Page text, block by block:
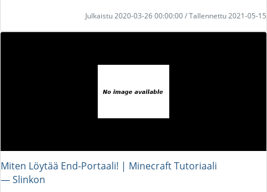
Julkaistu 2020-03-26 00:00:00 / Tallennettu 2021-05-15
Miten Löytää End-Portaali! | Minecraft Tutoriaali
― Slinkon